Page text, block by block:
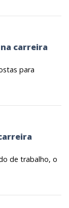
carreira
para
de trabalho, o